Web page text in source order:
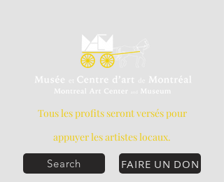
FAIRE UN DON
Tous les profits seront versés pour
appuyer les artistes locaux.
Search